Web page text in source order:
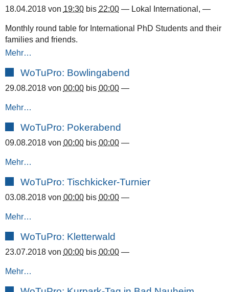
18.04.2018von 19:30bis 22:00 — Lokal International , —
Monthly round table for International PhD Students and their
families and friends.
Mehr…
WoTuPro: Bowlingabend
29.08.2018von 00:00bis 00:00—
Mehr…
WoTuPro: Pokerabend
09.08.2018von 00:00bis 00:00—
Mehr…
WoTuPro: Tischkicker-Turnier
03.08.2018von 00:00bis 00:00—
Mehr…
WoTuPro: Kletterwald
23.07.2018von 00:00bis 00:00—
Mehr…